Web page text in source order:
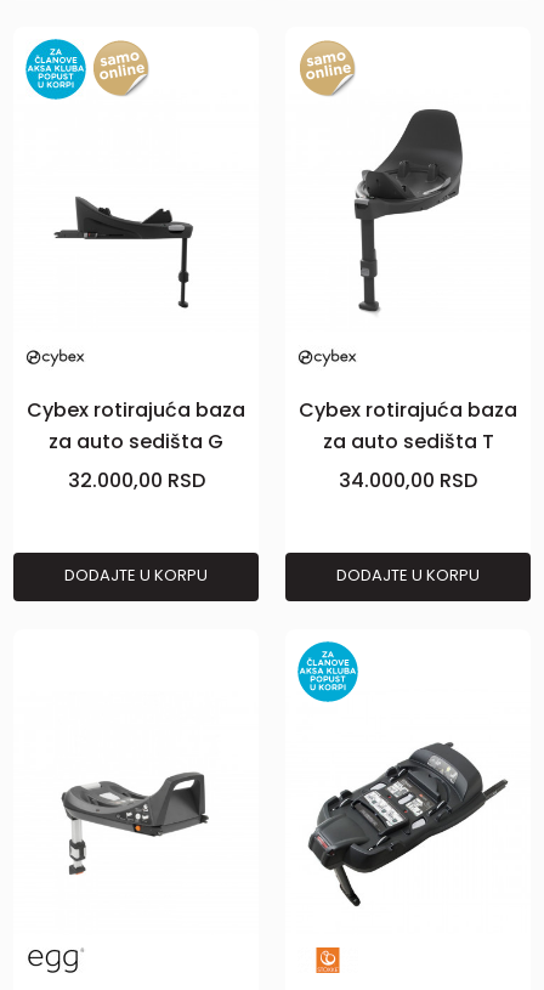
Cybex rotirajuća baza
za auto sedišta G
32.000,00 RSD
DODAJTE U KORPU
Cybex rotirajuća baza
za auto sedišta T
34.000,00 RSD
DODAJTE U KORPU